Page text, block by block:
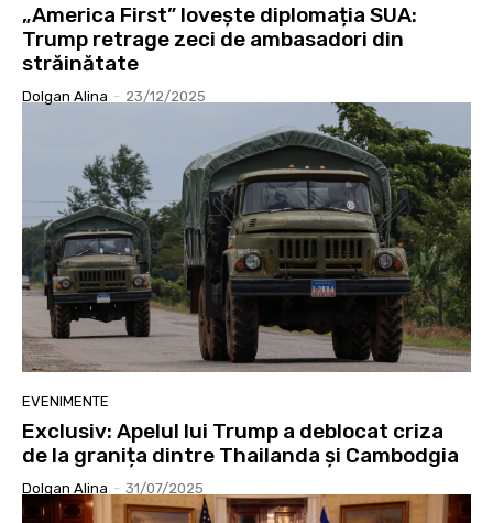
„America First” lovește diplomația SUA:
Trump retrage zeci de ambasadori din
străinătate
Dolgan Alina - 23/12/2025
EVENIMENTE
Exclusiv: Apelul lui Trump a deblocat criza
de la granița dintre Thailanda și Cambodgia
Dolgan Alina - 31/07/2025